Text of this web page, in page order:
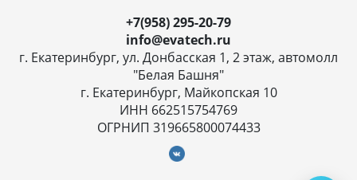
+7(958) 295-20-79
info@evatech.ru
г. Екатеринбург, ул. Донбасская 1, 2 этаж, автомолл
"Белая Башня"
г. Екатеринбург, Майкопская 10
ИНН 662515754769
ОГРНИП 319665800074433